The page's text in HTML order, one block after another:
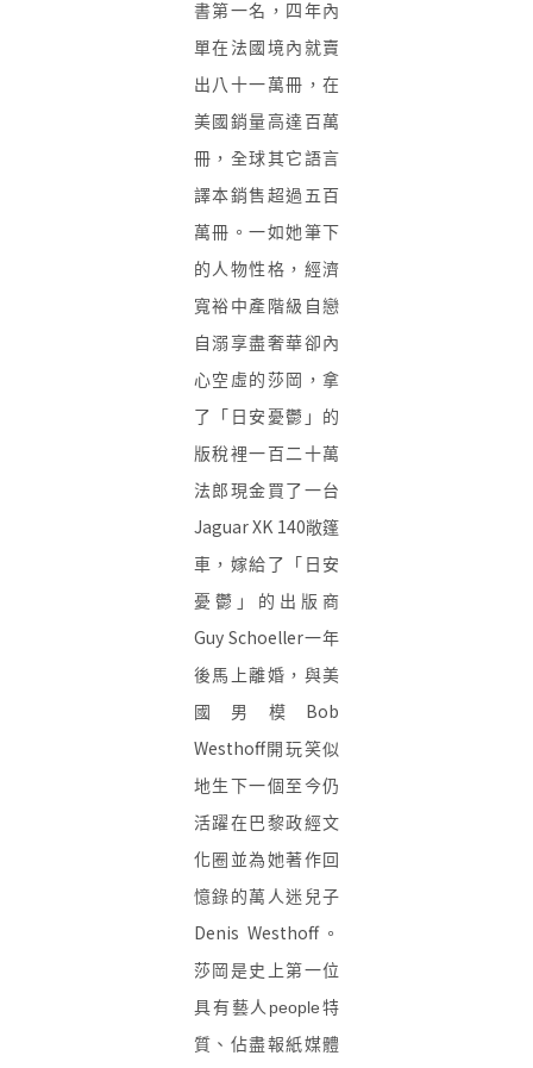
書第一名，四年內
單在法國境內就賣
出八十一萬冊，在
美國銷量高達百萬
冊，全球其它語言
譯本銷售超過五百
萬冊。一如她筆下
的人物性格，經濟
寬裕中產階級自戀
自溺享盡奢華卻內
心空虛的莎岡，拿
了
「 日安憂鬱」 的
版稅裡一百二十萬
法郎現金買了一台
Jaguar XK 140敞篷
車，嫁給了
「 日安
憂鬱」 的出版商
Guy Schoeller一年
後馬上離婚，與美
國男模 Bob
Westhoff開玩笑似
地生下一個至今仍
活躍在巴黎政經文
化圈並為她著作回
憶錄的萬人迷兒子
Denis Westhoff。
莎岡是史上第一位
具有藝人people特
質、佔盡報紙媒體